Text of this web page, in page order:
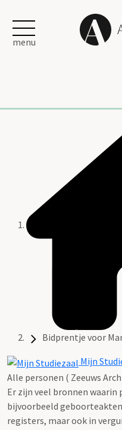
menu
Bidprentje voor
Mijn
Alle personen ( Zeeuws
Er zijn veel bronnen
bijvoorbeeld
registers, maar ook in